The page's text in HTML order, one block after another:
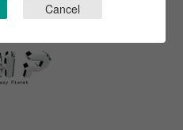
Cancel